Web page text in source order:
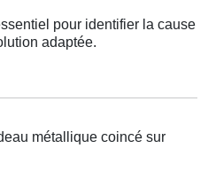
pour identifier la cause
adaptée.
métallique coincé sur